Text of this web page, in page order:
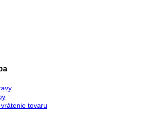
tovaru